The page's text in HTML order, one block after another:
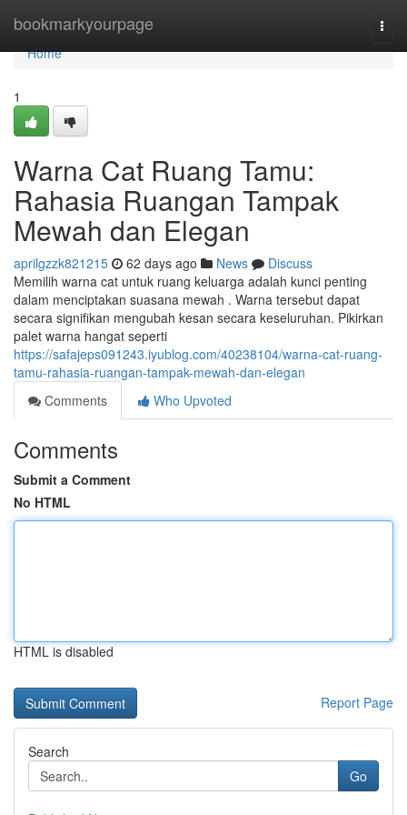
bookmarkyourpage
Home
Home
1
Warna Cat Ruang Tamu:
Rahasia Ruangan Tampak
Mewah dan Elegan
aprilgzzk821215 62 days ago News
Discuss
Memilih warna cat untuk ruang keluarga adalah kunci penting
dalam menciptakan suasana mewah . Warna tersebut dapat
secara signifikan mengubah kesan secara keseluruhan. Pikirkan
palet warna hangat seperti
https://safajeps091243.iyublog.com/40238104/warna-cat-ruang-
tamu-rahasia-ruangan-tampak-mewah-dan-elegan
Comments
Who Upvoted
Comments
Submit a Comment
No HTML
HTML is disabled
Report Page
Search
Go